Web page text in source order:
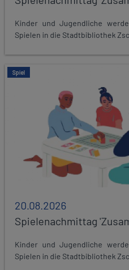
Kinder und Jugendliche
Spielen in die Stadtbibliothek
Spiel
20.08.2026
Spielenachmittag
Kinder und Jugendliche
Spielen in die Stadtbibliothek